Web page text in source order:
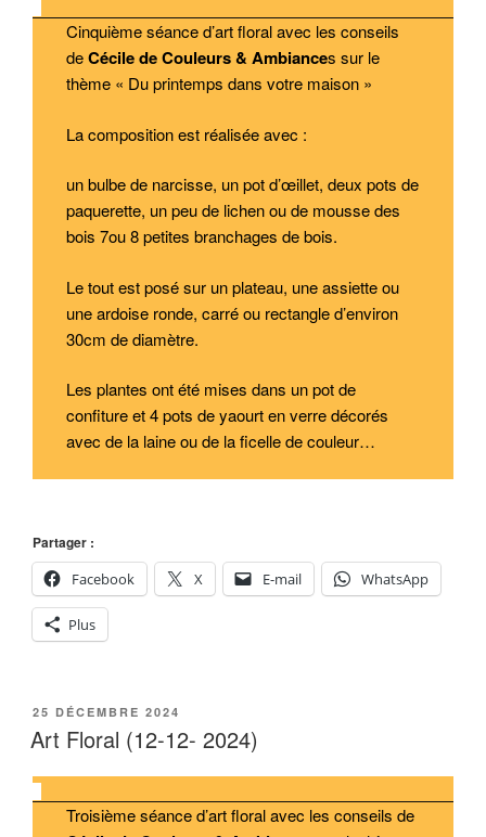
Cinquième séance d’art floral avec les conseils
deCécile de Couleurs & Ambiances sur le
thème « Du printemps dans votre maison »
La composition est réalisée avec :
un bulbe de narcisse, un pot d’œillet, deux pots de
paquerette, un peu de lichen ou de mousse des
bois 7ou 8 petites branchages de bois.
Le tout est posé sur un plateau, une assiette ou
une ardoise ronde, carré ou rectangle d’environ
30cm de diamètre.
Les plantes ont été mises dans un pot de
confiture et 4 pots de yaourt en verre décorés
avec de la laine ou de la ficelle de couleur…
Partager :
Facebook
X E-mail WhatsApp
Plus
PUBLIÉ
LE
25 DÉCEMBRE 2024
Art Floral (12-12- 2024)
Troisième séance d’art floral avec les conseils de